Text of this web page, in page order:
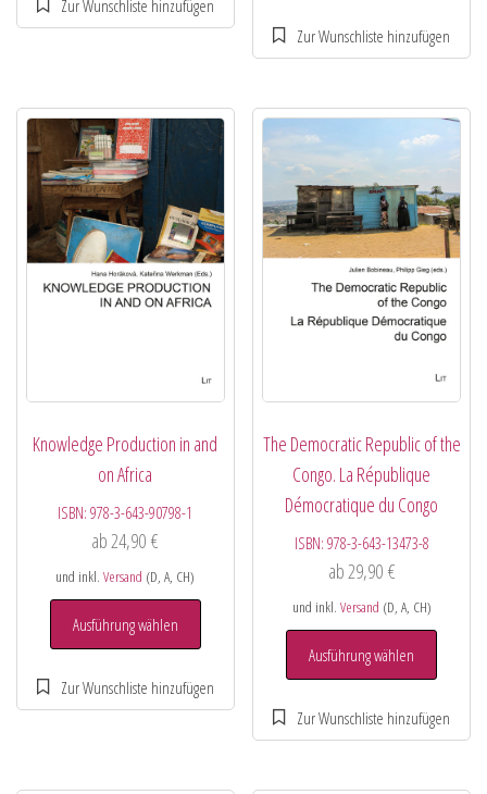
Knowledge Production in and
on Africa
ISBN:978-3-643-90798-1
ab24,90€
und inkl.Versand (D, A, CH)
Ausführung wählen
The Democratic Republic of the
Congo. La République
Démocratique du Congo
ISBN: 978-3-643-13473-8
ab29,90 €
und inkl. Versand (D, A, CH)
Ausführung wählen